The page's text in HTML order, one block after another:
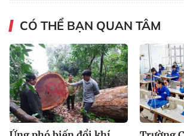
CÓ THỂ BẠN QUAN TÂM